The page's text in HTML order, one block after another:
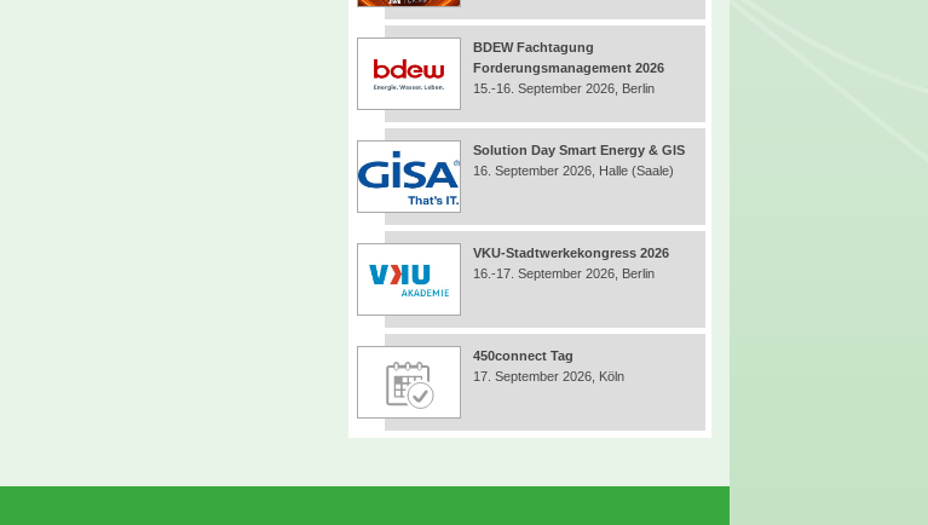
BDEW Fachtagung
Forderungsmanagement 2026
15.-16. September 2026, Berlin
Solution Day Smart Energy & GIS
16. September 2026, Halle (Saale)
VKU-Stadtwerkekongress 2026
16.-17. September 2026, Berlin
450connect Tag
17. September 2026, Köln